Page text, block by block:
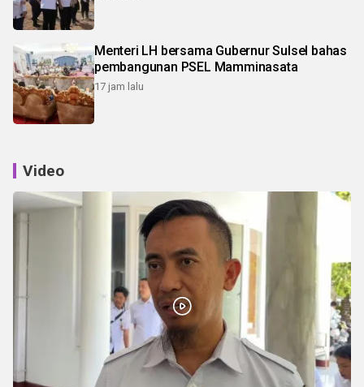
Menteri LH bersama Gubernur Sulsel bahas
pembangunan PSEL Mamminasata
17 jam lalu
Video